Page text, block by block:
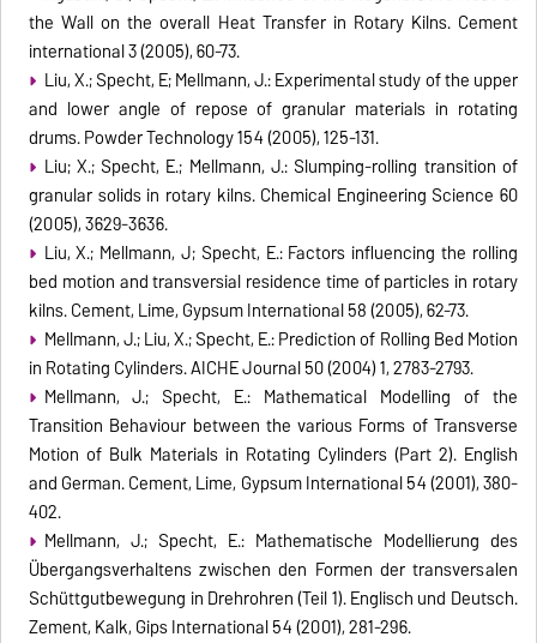
the Wall on the overall Heat Transfer in Rotary Kilns. Cement
international 3 (2005), 60-73.
Liu, X.; Specht, E; Mellmann, J.: Experimental study of the upper
and lower angle of repose of granular materials in rotating
drums. Powder Technology 154 (2005), 125-131.
Liu; X.; Specht, E.; Mellmann, J.: Slumping-rolling transition of
granular solids in rotary kilns. Chemical Engineering Science 60
(2005), 3629-3636.
Liu, X.; Mellmann, J; Specht, E.: Factors influencing the rolling
bed motion and transversial residence time of particles in rotary
kilns. Cement, Lime, Gypsum International 58 (2005), 62-73.
Mellmann, J.; Liu, X.; Specht, E.: Prediction of Rolling Bed Motion
in Rotating Cylinders. AICHE Journal 50 (2004) 1, 2783-2793.
Mellmann, J.; Specht, E.: Mathematical Modelling of the
Transition Behaviour between the various Forms of Transverse
Motion of Bulk Materials in Rotating Cylinders (Part 2). English
and German. Cement, Lime, Gypsum International 54 (2001), 380-
402.
Mellmann, J.; Specht, E.: Mathematische Modellierung des
Übergangsverhaltens zwischen den Formen der transversalen
Schüttgutbewegung in Drehrohren (Teil 1). Englisch und Deutsch.
Zement, Kalk, Gips International 54 (2001), 281-296.